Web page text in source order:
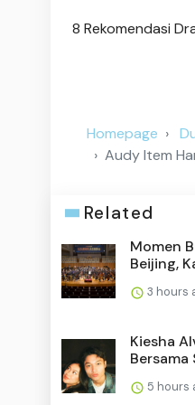
8 Rekomendasi
Homepage
Audy Item
Related
Momen
Beijing,
3 hours
Kiesha
Bersama
5 hours